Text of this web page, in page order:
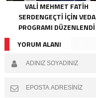
VALI MEHMET FATIH
SERDENGEÇTI İÇIN VEDA
PROGRAMI DÜZENLENDI
YORUM ALANI